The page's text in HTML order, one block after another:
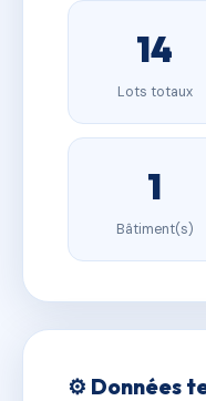
14
Lots totaux
1
Bâtiment(s)
⚙️ Données